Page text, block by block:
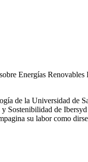
Energías
de la Universidad de
de
su labor como